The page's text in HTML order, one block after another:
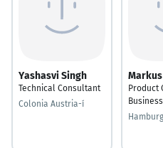
Yashasvi Singh
Technical Consultant
Colonia Austria-í
Product
Hamburg